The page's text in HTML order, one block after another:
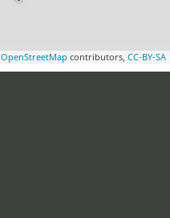
OpenStreetMap contributors, CC-BY-SA